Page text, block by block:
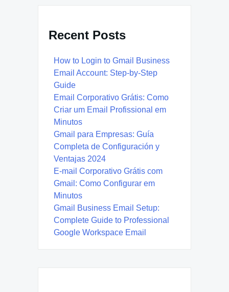
Recent Posts
How to Login to Gmail Business
Email Account: Step-by-Step
Guide
Email Corporativo Grátis: Como
Criar um Email Profissional em
Minutos
Gmail para Empresas: Guía
Completa de Configuración y
Ventajas 2024
E-mail Corporativo Grátis com
Gmail: Como Configurar em
Minutos
Gmail Business Email Setup:
Complete Guide to Professional
Google Workspace Email